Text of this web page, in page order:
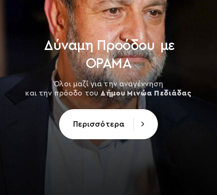
Δύναμη Προόδουμε
ΟΡΑΜΑ
Όλοι μαζί για την αναγέννηση
και την πρόοδο του Δήμου Μινώα Πεδιάδας
Περισσότερα